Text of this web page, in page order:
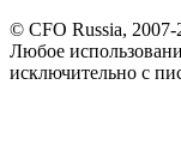
© CFO Russia,
Любое
исключительно с